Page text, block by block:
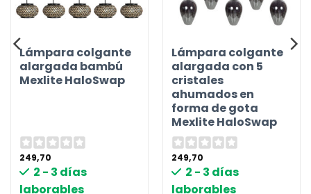
Lámpara colgante
alargada bambú
Mexlite HaloSwap
249,70
2 - 3 días
laborables
Lámpara colgante
alargada con 5
cristales
ahumados en
forma de gota
Mexlite HaloSwap
249,70
2 - 3 días
laborables